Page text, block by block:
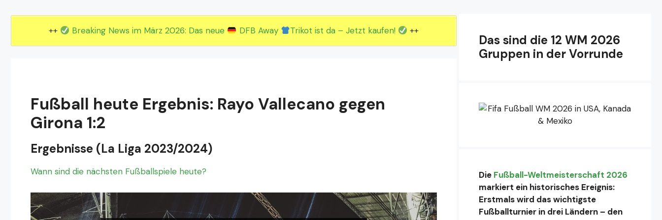
++ Breaking News im März 2026: Das neue DFB Away Trikot ist da – Jetzt kaufen! ++
Fußball heute Ergebnis: Rayo Vallecano gegen
Girona 1:2
Ergebnisse (La Liga 2023/2024)
Wann sind die nächsten Fußballspiele heute?
Das sind die 12 WM 2026
Gruppen in der Vorrunde
Die Fußball-Weltmeisterschaft 2026
markiert ein historisches Ereignis:
Erstmals wird das wichtigste
Fußballturnier in drei Ländern – den